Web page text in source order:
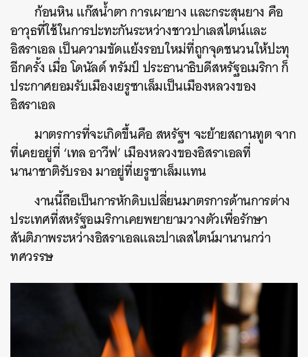
ก้อนหิน แก๊สน้ำตา การเผายาง และกระสุนยาง คือ
อาวุธที่ใช้ในการปะทะกันระหว่างชาวปาเลสไตน์และ
อิสราเอล เป็นความขัดแย้งรอบใหม่ที่ถูกจุดชนวนให้ปะทุ
อีกครั้ง เมื่อ โดนัลด์ ทรัมป์ ประธานาธิบดีสหรัฐอเมริกา ก็
ประกาศยอมรับเมืองเยรูซาเล็มเป็นเมืองหลวงของ
อิสราเอล
มาตรการที่จะเกิดขึ้นคือ สหรัฐฯ จะย้ายสถานทูต จาก
ที่เคยอยู่ที่ ‘เทล อาวีฟ’ เมืองหลวงของอิสราเอลที่
นานาชาติรับรอง มาอยู่ที่เยรูซาเล็มแทน
งานนี้ถือเป็นการหักดิบเปลี่ยนมาตรการด้านการต่าง
ประเทศที่สหรัฐอเมริกาเคยพยายามวางตัวเพื่อรักษา
สันติภาพระหว่างอิสราเอลและปาเลสไตน์มานานกว่า
ทศวรรษ